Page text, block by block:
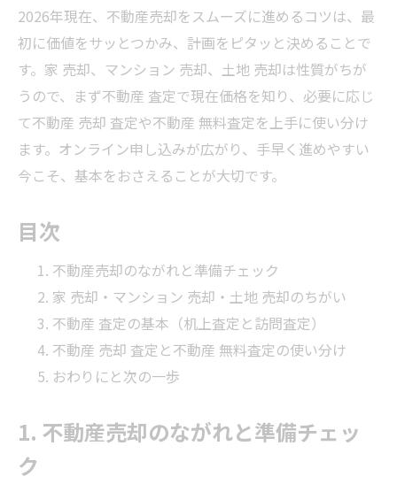
2026年現在、不動産売却をスムーズに進めるコツは、最
初に価値をサッとつかみ、計画をピタッと決めることで
す。家 売却、マンション 売却、土地 売却は性質がちが
うので、まず不動産 査定で現在価格を知り、必要に応じ
て不動産 売却 査定や不動産 無料査定を上手に使い分け
ます。オンライン申し込みが広がり、手早く進めやすい
今こそ、基本をおさえることが大切です。
目次
不動産売却のながれと準備チェック
家 売却・マンション 売却・土地 売却のちがい
不動産 査定の基本（机上査定と訪問査定）
不動産 売却 査定と不動産 無料査定の使い分け
おわりにと次の一歩
1. 不動産売却のながれと準備チェッ
ク